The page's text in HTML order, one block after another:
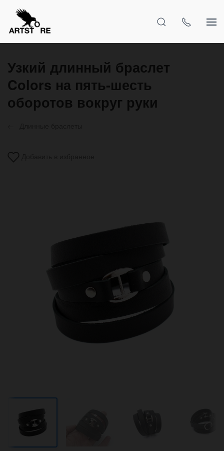
Узкий длинный браслет
Colors на пять-шесть
оборотов вокруг руки